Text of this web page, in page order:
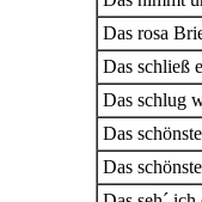
Das rosa
Das schließ
Das schlug
Das
Das